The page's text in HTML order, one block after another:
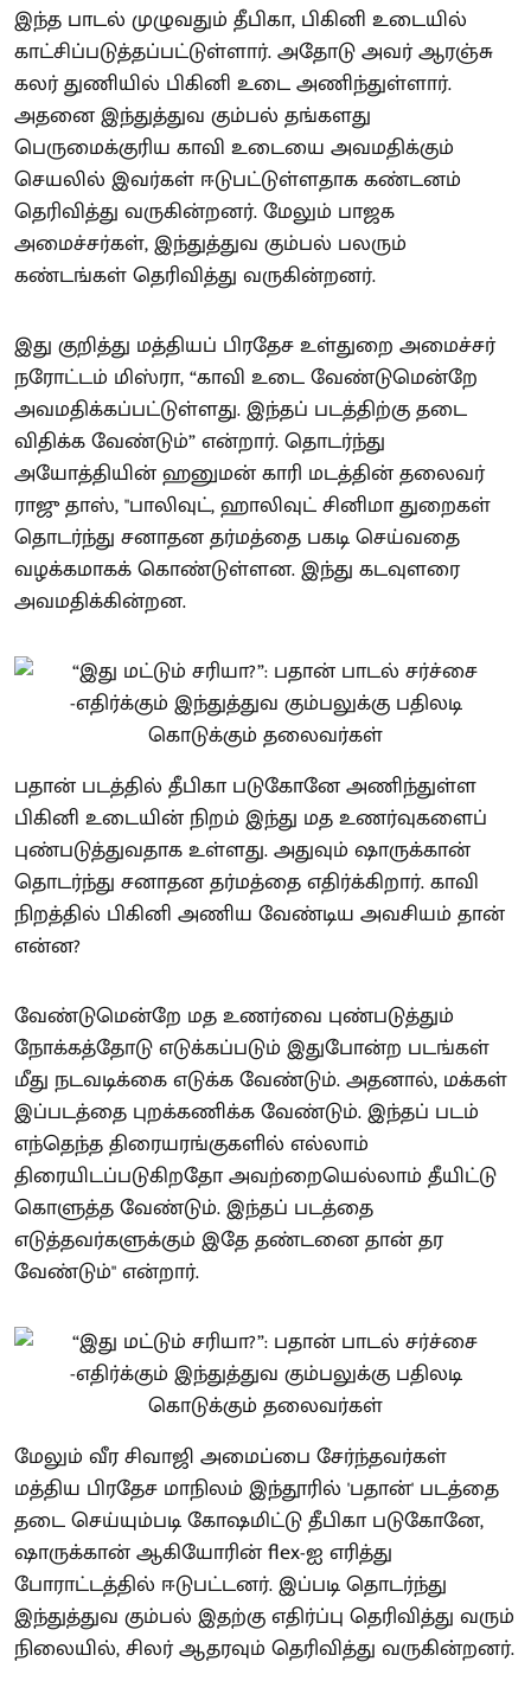
இந்த பாடல் முழுவதும் தீபிகா, பிகினி உடையில்
காட்சிப்படுத்தப்பட்டுள்ளார். அதோடு அவர் ஆரஞ்சு
கலர் துணியில் பிகினி உடை அணிந்துள்ளார்.
அதனை இந்துத்துவ கும்பல் தங்களது
பெருமைக்குரிய காவி உடையை அவமதிக்கும்
செயலில் இவர்கள் ஈடுபட்டுள்ளதாக கண்டனம்
தெரிவித்து வருகின்றனர். மேலும் பாஜக
அமைச்சர்கள், இந்துத்துவ கும்பல் பலரும்
கண்டங்கள் தெரிவித்து வருகின்றனர்.
இது குறித்து மத்தியப் பிரதேச உள்துறை அமைச்சர்
நரோட்டம் மிஸ்ரா, “காவி உடை வேண்டுமென்றே
அவமதிக்கப்பட்டுள்ளது. இந்தப் படத்திற்கு தடை
விதிக்க வேண்டும்” என்றார். தொடர்ந்து
அயோத்தியின் ஹனுமன் காரி மடத்தின் தலைவர்
ராஜு தாஸ், "பாலிவுட், ஹாலிவுட் சினிமா துறைகள்
தொடர்ந்து சனாதன தர்மத்தை பகடி செய்வதை
வழக்கமாகக் கொண்டுள்ளன. இந்து கடவுளரை
அவமதிக்கின்றன.
பதான் படத்தில் தீபிகா படுகோனே அணிந்துள்ள
பிகினி உடையின் நிறம் இந்து மத உணர்வுகளைப்
புண்படுத்துவதாக உள்ளது. அதுவும் ஷாருக்கான்
தொடர்ந்து சனாதன தர்மத்தை எதிர்க்கிறார். காவி
நிறத்தில் பிகினி அணிய வேண்டிய அவசியம் தான்
என்ன?
வேண்டுமென்றே மத உணர்வை புண்படுத்தும்
நோக்கத்தோடு எடுக்கப்படும் இதுபோன்ற படங்கள்
மீது நடவடிக்கை எடுக்க வேண்டும். அதனால், மக்கள்
இப்படத்தை புறக்கணிக்க வேண்டும். இந்தப் படம்
எந்தெந்த திரையரங்குகளில் எல்லாம்
திரையிடப்படுகிறதோ அவற்றையெல்லாம் தீயிட்டு
கொளுத்த வேண்டும். இந்தப் படத்தை
எடுத்தவர்களுக்கும் இதே தண்டனை தான் தர
வேண்டும்" என்றார்.
மேலும் வீர சிவாஜி அமைப்பை சேர்ந்தவர்கள்
மத்திய பிரதேச மாநிலம் இந்தூரில் 'பதான்' படத்தை
தடை செய்யும்படி கோஷமிட்டு தீபிகா படுகோனே,
ஷாருக்கான் ஆகியோரின் flex-ஐ எரித்து
போராட்டத்தில் ஈடுபட்டனர். இப்படி தொடர்ந்து
இந்துத்துவ கும்பல் இதற்கு எதிர்ப்பு தெரிவித்து வரும்
நிலையில், சிலர் ஆதரவும் தெரிவித்து வருகின்றனர்.